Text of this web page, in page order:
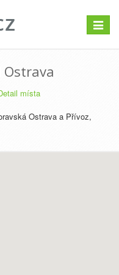
místa
Ostrava a Přívoz,